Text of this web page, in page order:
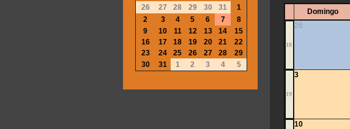
Domingo
18
26
19
3
10
26
27 28 29 30 31
1
2
3 4 5 6 7
8
9
10 11 12 13 14
15
16
17 18 19 20 21
22
23
24 25 26 27 28
29
30
31 1 2 3 4 5